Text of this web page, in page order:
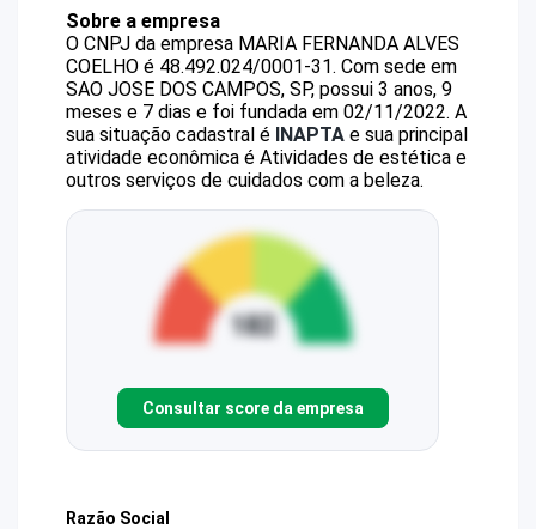
Sobre a empresa
O CNPJ da empresa MARIA FERNANDA ALVES
COELHO é 48.492.024/0001-31. Com sede em
SAO JOSE DOS CAMPOS, SP, possui 3 anos, 9
meses e 7 dias e foi fundada em 02/11/2022. A
sua situação cadastral é INAPTA e sua principal
atividade econômica é Atividades de estética e
outros serviços de cuidados com a beleza.
Consultar score da empresa
Razão Social